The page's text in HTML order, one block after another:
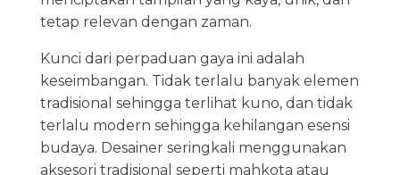
tetap relevan dengan zaman.
Kunci dari perpaduan gaya ini adalah
keseimbangan. Tidak terlalu banyak elemen
tradisional sehingga terlihat kuno, dan tidak
terlalu modern sehingga kehilangan esensi
budaya. Desainer seringkali menggunakan
aksesori tradisional seperti mahkota atau